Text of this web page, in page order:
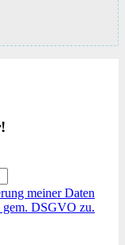
meiner Daten
gem. DSGVO zu.